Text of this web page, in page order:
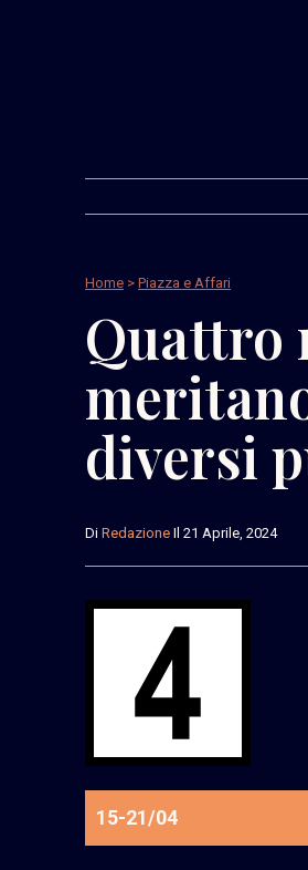
Home > Piazza e Affari
Quattro
diversi
Di Redazione Il 21 Aprile, 2024
15-21/04